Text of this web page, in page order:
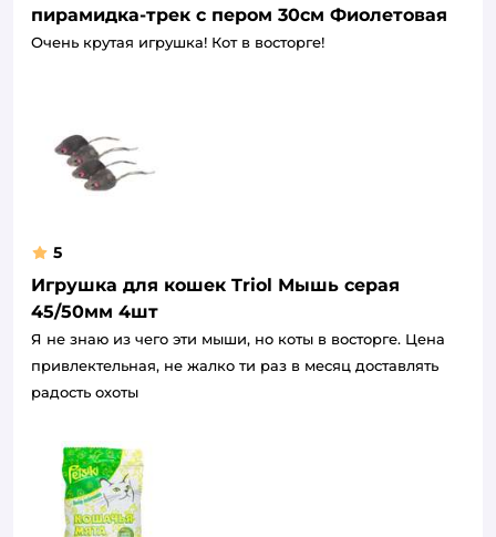
пирамидка-трек с пером 30см Фиолетовая
Очень крутая игрушка! Кот в восторге!
5
Игрушка для кошек Triol Мышь серая
45/50мм 4шт
Я не знаю из чего эти мыши, но коты в восторге. Цена
привлектельная, не жалко ти раз в месяц доставлять
радость охоты